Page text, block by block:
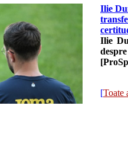
Ilie
Ilie
[Toate